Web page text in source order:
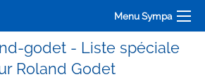
Menu Sympa
godet - Liste spéciale
Roland Godet